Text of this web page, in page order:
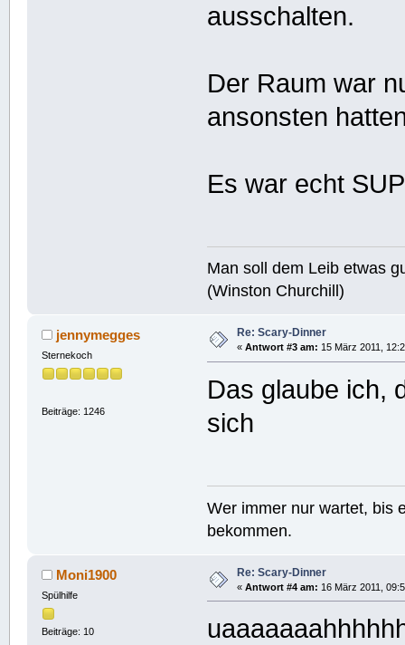
ausschalten.
Der Raum war
ansonsten
Es war echt
Man soll dem Leib etwas
(Winston Churchill)
jennymegges
Sternekoch
Beiträge: 1246
Re: Scary-Dinner
« Antwort #3 am: 15 März 2011,
Das glaube ich,
sich
Wer immer nur wartet, bis
bekommen.
Moni1900
Spülhilfe
Beiträge: 10
Re: Scary-Dinner
« Antwort #4 am: 16 März 2011,